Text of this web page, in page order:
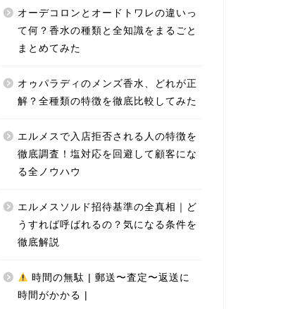
オーデコロンとオードトワレの違いっ
て何？香水の種類と全知識をまるごと
まとめてみた
オゥパラディのメンズ香水、どれが正
解？全種類の特徴を徹底比較してみた
エルメスで入店拒否される人の特徴を
徹底調査！塩対応を回避して顧客にな
る全ノウハウ
エルメスソルド招待基準の全真相｜ど
うすれば呼ばれるの？気になる条件を
徹底解説
時間の無駄 | 郵送〜査定〜返送に
時間がかかる |